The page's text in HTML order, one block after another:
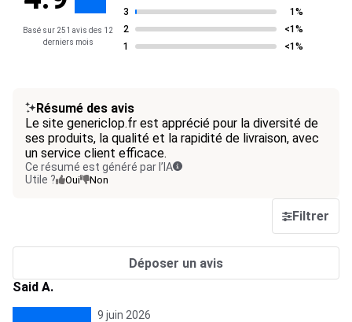
Basé sur 251 avis des 12
derniers mois
3
1%
2
<1%
1
<1%
Résumé des avis
Le site genericlop.fr est apprécié pour la diversité de
ses produits, la qualité et la rapidité de livraison, avec
un service client efficace.
Ce résumé est généré par l’IA
Utile ?
Oui Non
Filtrer
Déposer un avis
Said A.
9 juin 2026